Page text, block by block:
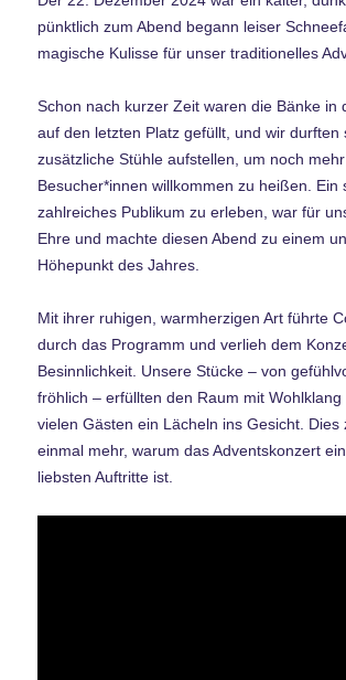
pünktlich zum Abend begann leiser
magische Kulisse für unser traditionelles
Schon nach kurzer Zeit waren die Bänke in
auf den letzten Platz gefüllt, und wir durften
zusätzliche Stühle aufstellen, um noch mehr
Besucher*innen willkommen zu heißen. Ein
zahlreiches Publikum zu erleben, war für
Ehre und machte diesen Abend zu einem
Höhepunkt des Jahres.
Mit ihrer ruhigen, warmherzigen Art führte
durch das Programm und verlieh dem
Besinnlichkeit. Unsere Stücke – von
fröhlich – erfüllten den Raum mit
vielen Gästen ein Lächeln ins Gesicht. Dies
einmal mehr, warum das Adventskonzert
liebsten Auftritte ist.